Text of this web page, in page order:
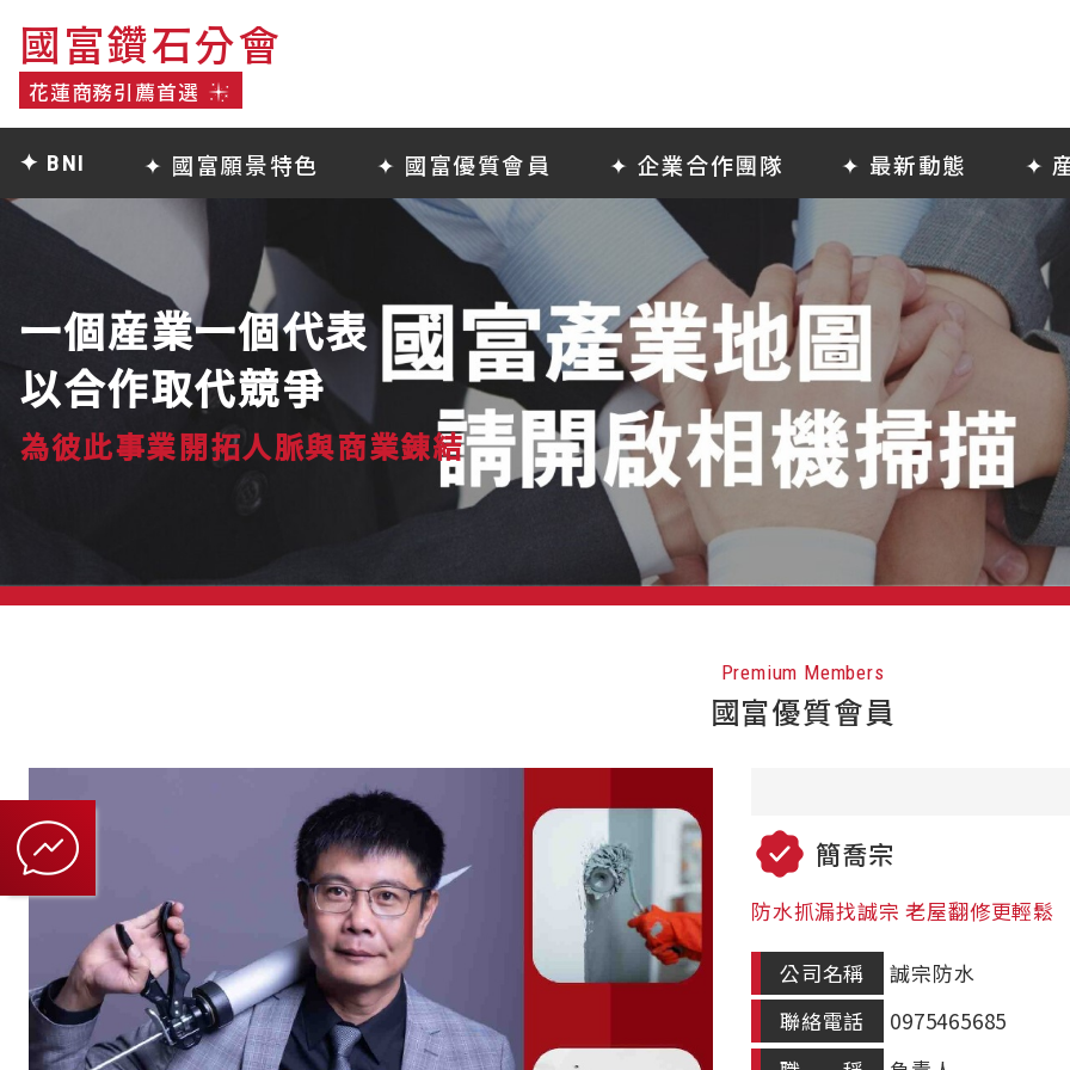
國富鑽石分會
花蓮商務引薦首選
一個産業一個代表
以合作取代競爭
為彼此事業開拓人脈與商業錬結
Premium Members
國富優質會員
簡喬宗
防水抓漏找誠宗 老屋翻修更輕鬆
公司名稱
誠宗防水
聯絡電話
0975465685
國富鑽石分會
花蓮商務引薦首選
✦ BNI ✦ 國富願景特色 ✦ 國富優質會員 ✦ 企業合作團隊 ✦ 最新動態 ✦